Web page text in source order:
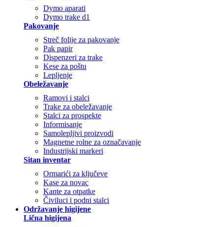
Dymo aparati
Dymo trake d1
Pakovanje
Streč folije za pakovanje
Pak papir
Dispenzeri za trake
Kese za poštu
Lepljenje
Obeležavanje
Ramovi i stalci
Trake za obeležavanje
Stalci za prospekte
Informisanje
Samolepljivi proizvodi
Magnetne rolne za označavanje
Industrijski markeri
Sitan inventar
Ormarići za ključeve
Kase za novac
Kante za otpatke
Čiviluci i podni stalci
Održavanje higijene
Lična higijena